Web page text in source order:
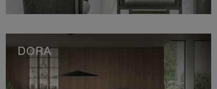
DORA